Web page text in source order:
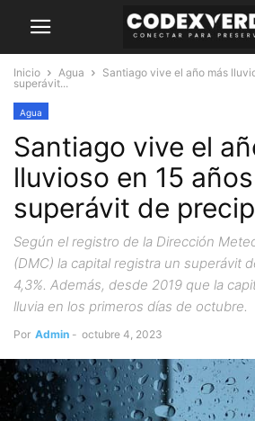
Inicio Agua
Santiago vive el año más
superávit...
Agua
Santiago vive el
lluvioso en 15
superávit de
Según el registro de la Dirección
(DMC) la capital registra un superávit
4,3%. Además, desde 2019 que la
lluvia en los primeros días de octubre.
Por Admin - octubre 4, 2023